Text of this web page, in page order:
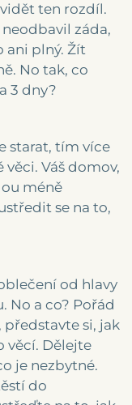
ten rozdíl.
záda,
ani plný. Žít
No tak, co
3 dny?
starat, tím více
Váš domov,
méně
se na to,
od hlavy
No a co? Pořád
představte si, jak
věcí. Dělejte
je nezbytné.
do